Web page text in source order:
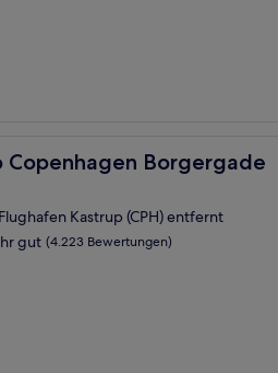
Copenhagen Borgergade
Borgergade
Kastrup (CPH) entfernt
gut (4.223 Bewertungen)